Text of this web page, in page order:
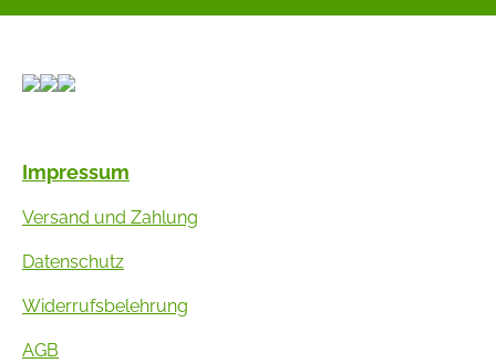
Impressum
Versand und Zahlung
Datenschutz
Widerrufsbelehrung
AGB